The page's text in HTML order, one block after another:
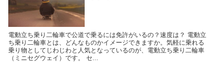
電動立ち乗り二輪車で公道で乗るには免許がいるの？速度は？ 電動立
ち乗り二輪車とは、どんなものかイメージできますか。気軽に乗れる
乗り物としてじわじわと人気となっているのが、電動立ち乗り二輪車
（ミニセグウェイ）です。 セ...